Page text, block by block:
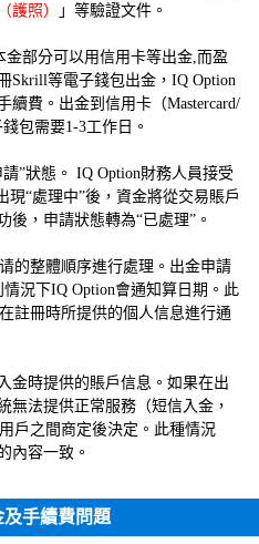
（護照） 」等驗證文件。
部分可以用信用卡等出金,而盈
Skrill等電子錢包出金，IQ Option
費。出金到信用卡（Mastercard/
包需要1-3工作日。
”狀態。 IQ Option財務人員接受
現“處理中”後，資金將從交易賬戶
後，申請狀態轉為“已處理”。
的整體順序進行處理。出金申請
況下IQ Option會通知算日期。此
註冊時所提供的個人信息進行通
金時提供的賬戶信息。如果在出
無法提供正常服務（短信入金，
戶之間商定後決定。此種情況
內容一致。
手續費問題